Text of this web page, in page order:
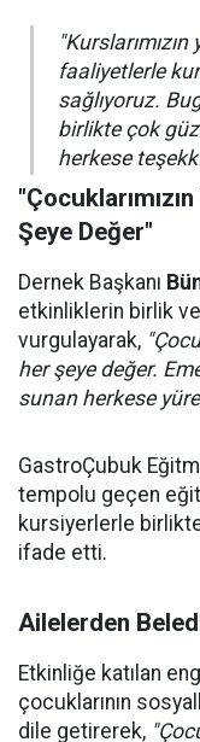
faaliyetlerle
sağlıyoruz.
birlikte çok
herkese
Şeye Değer"
Dernek Başkanı
etkinliklerin birlik
vurgulayarak,
her şeye değer.
sunan herkese
GastroÇubuk
tempolu geçen
kursiyerlerle
ifade etti.
Ailelerden
Etkinliğe katılan
çocuklarının
dile getirerek,